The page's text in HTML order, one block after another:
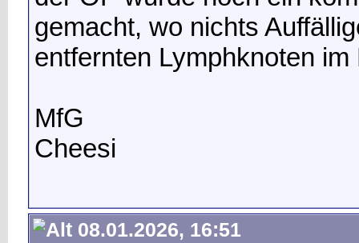
gemacht, wo nichts
entfernten Lymphknoten im
MfG
Cheesi
08.01.2026, 16:51